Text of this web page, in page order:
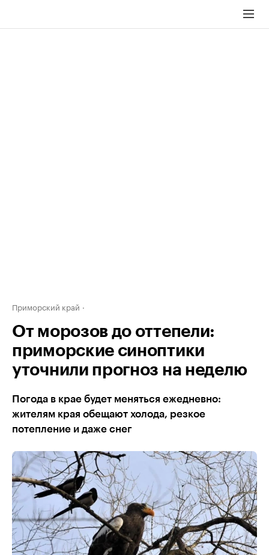
Приморский край
От морозов до оттепели:
приморские синоптики
уточнили прогноз на неделю
Погода в крае будет меняться ежедневно:
жителям края обещают холода, резкое
потепление и даже снег